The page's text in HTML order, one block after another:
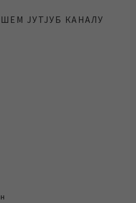
ЈУТЈУБ КАНАЛУ